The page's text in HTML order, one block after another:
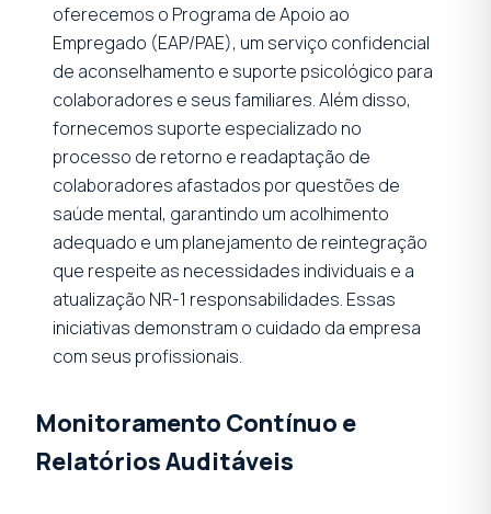
oferecemos o Programa de Apoio ao
Empregado (EAP/PAE), um serviço confidencial
de aconselhamento e suporte psicológico para
colaboradores e seus familiares. Além disso,
fornecemos suporte especializado no
processo de retorno e readaptação de
colaboradores afastados por questões de
saúde mental, garantindo um acolhimento
adequado e um planejamento de reintegração
que respeite as necessidades individuais e a
atualização NR-1 responsabilidades. Essas
iniciativas demonstram o cuidado da empresa
com seus profissionais.
Monitoramento Contínuo e
Relatórios Auditáveis